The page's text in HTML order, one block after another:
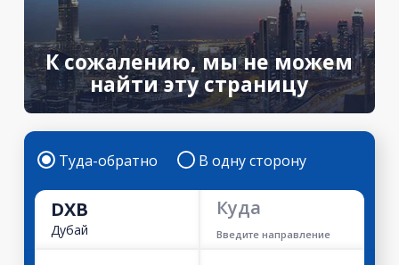
К сожалению, мы не можем
найти эту страницу
Туда-обратно В одну сторону
DXB
Дубай
Куда
Введите направление